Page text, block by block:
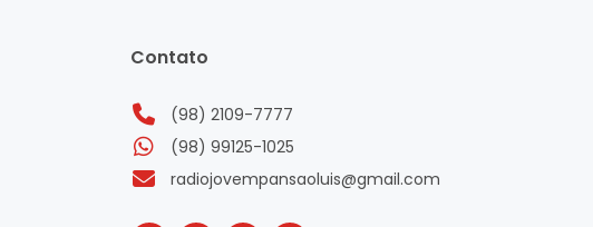
Contato
(98) 2109-7777
(98) 99125-1025
radiojovempansaoluis@gmail.com